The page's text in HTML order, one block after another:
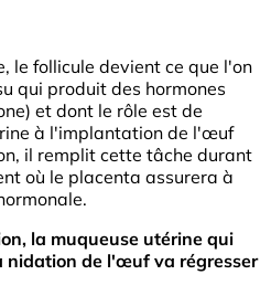
le follicule devient ce que l'on
qui produit des hormones
et dont le rôle est de
à l'implantation de l'œuf
il remplit cette tâche durant
où le placenta assurera à
la muqueuse utérine qui
nidation de l'œuf va régresser